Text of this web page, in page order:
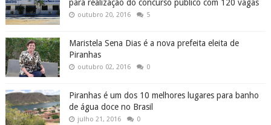
para realização do concurso público com 120 vagas
outubro 20, 2016 5
Maristela Sena Dias é a nova prefeita eleita de
Piranhas
outubro 02, 2016 0
Piranhas é um dos 10 melhores lugares para banho
de água doce no Brasil
julho 21, 2016 0